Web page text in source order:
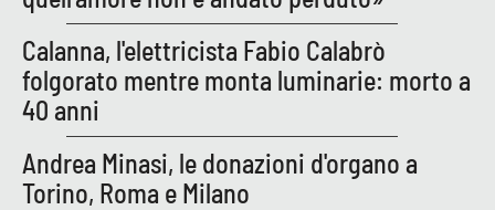
SPECIALI
Buona Sanità Calabria
LA
CALABRIAVISIONE
Calanna, l'elettricista Fabio Calabrò
folgorato mentre monta luminarie: morto a
40 anni
Andrea Minasi, le donazioni d'organo a
Torino, Roma e Milano